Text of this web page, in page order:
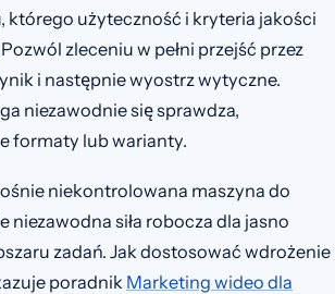
którego użyteczność i kryteria jakości
zleceniu w pełni przejść przez
i następnie wyostrz wytyczne.
niezawodnie się sprawdza,
formaty lub warianty.
niekontrolowana maszyna do
niezawodna siła robocza dla jasno
zadań. Jak dostosować wdrożenie
poradnik Marketing wideo dla